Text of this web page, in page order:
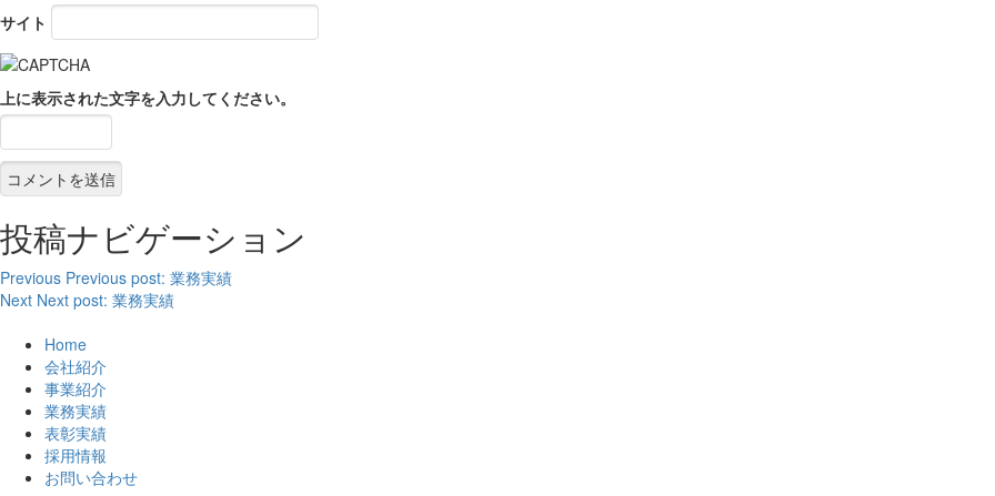
サイト
上に表示された文字を入力してください。
投稿ナビゲーション
Previous Previous post: 業務実績
Next Next post: 業務実績
Home
会社紹介
事業紹介
業務実績
表彰実績
採用情報
お問い合わせ